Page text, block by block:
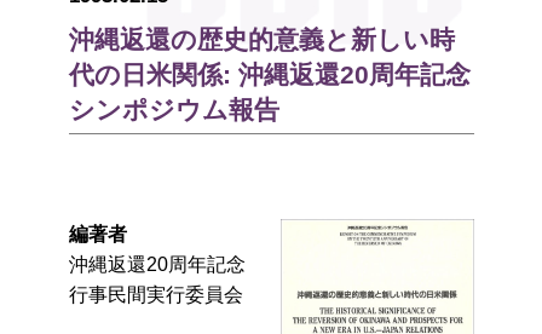
沖縄返還の歴史的意義と新しい時
代の日米関係: 沖縄返還20周年記念
シンポジウム報告
編著者
沖縄返還20周年記念
行事民間実行委員会